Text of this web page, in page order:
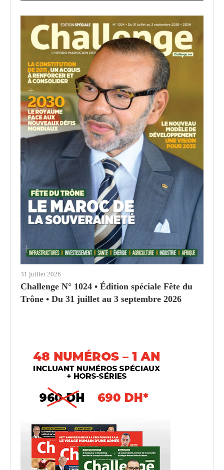
31 juillet 2026
Challenge N° 1024 • Édition spéciale Fête du
Trône • Du 31 juillet au 3 septembre 2026